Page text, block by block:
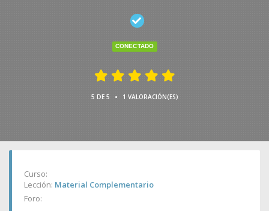
CONECTADO
5 DE 5 • 1 VALORACIÓN(ES)
Curso:
Lección: Material Complementario
Foro: